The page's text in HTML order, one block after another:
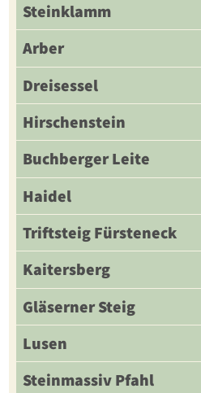
Steinklamm
Arber
Dreisessel
Hirschenstein
Buchberger Leite
Haidel
Triftsteig Fürsteneck
Kaitersberg
Gläserner Steig
Lusen
Steinmassiv Pfahl